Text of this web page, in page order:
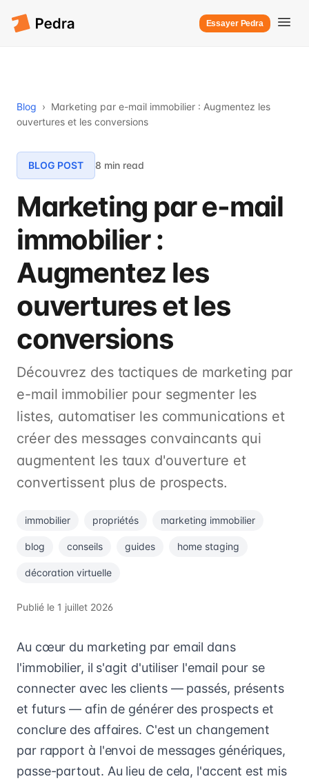
Essayer Pedra
Blog › Marketing par e-mail immobilier : Augmentez les
ouvertures et les conversions
BLOG POST 8 min read
Marketing par e-mail
immobilier :
Augmentez les
ouvertures et les
conversions
Découvrez des tactiques de marketing par
e-mail immobilier pour segmenter les
listes, automatiser les communications et
créer des messages convaincants qui
augmentent les taux d'ouverture et
convertissent plus de prospects.
immobilier propriétés marketing immobilier
blog conseils guides home staging
décoration virtuelle
Publié le 1 juillet 2026
Au cœur du marketing par email dans
l'immobilier, il s'agit d'utiliser l'email pour se
connecter avec les clients — passés, présents
et futurs — afin de générer des prospects et
conclure des affaires. C'est un changement
par rapport à l'envoi de messages génériques,
passe-partout. Au lieu de cela, l'accent est mis